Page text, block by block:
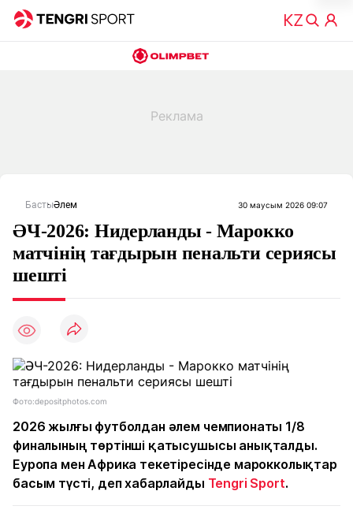
БастыӘлем 30 маусым 2026 09:07
ӘЧ-2026: Нидерланды - Марокко
матчінің тағдырын пенальти сериясы
шешті
Фото:depositphotos.com
2026 жылғы футболдан әлем чемпионаты 1/8
финалының төртінші қатысушысы анықталды.
Еуропа мен Африка текетіресінде марокколықтар
басым түсті, деп хабарлайды Tengri Sport.